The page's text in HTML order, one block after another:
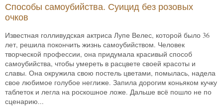
Способы самоубийства. Суицид без розовых
очков
Известная голливудская актриса Лупе Велес, которой было 36
лет, решила покончить жизнь самоубийством. Человек
творческой профессии, она придумала красивый способ
самоубийства, чтобы умереть в расцвете своей красоты и
славы. Она окружила свою постель цветами, помылась, надела
свое любимое голубое неглиже. Запила дорогим коньяком кучку
таблеток и легла на роскошное ложе. Дальше всё пошло не по
сценарию...